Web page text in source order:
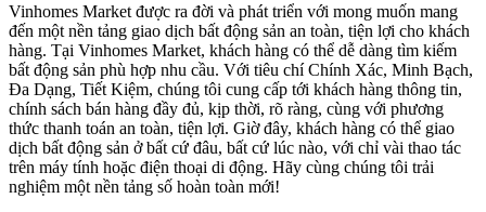
Vinhomes Market được ra đời và phát triển với mong muốn mang
đến một nền tảng giao dịch bất động sản an toàn, tiện lợi cho khách
hàng. Tại Vinhomes Market, khách hàng có thể dễ dàng tìm kiếm
bất động sản phù hợp nhu cầu. Với tiêu chí Chính Xác, Minh Bạch,
Đa Dạng, Tiết Kiệm, chúng tôi cung cấp tới khách hàng thông tin,
chính sách bán hàng đầy đủ, kịp thời, rõ ràng, cùng với phương
thức thanh toán an toàn, tiện lợi. Giờ đây, khách hàng có thể giao
dịch bất động sản ở bất cứ đâu, bất cứ lúc nào, với chỉ vài thao tác
trên máy tính hoặc điện thoại di động. Hãy cùng chúng tôi trải
nghiệm một nền tảng số hoàn toàn mới!